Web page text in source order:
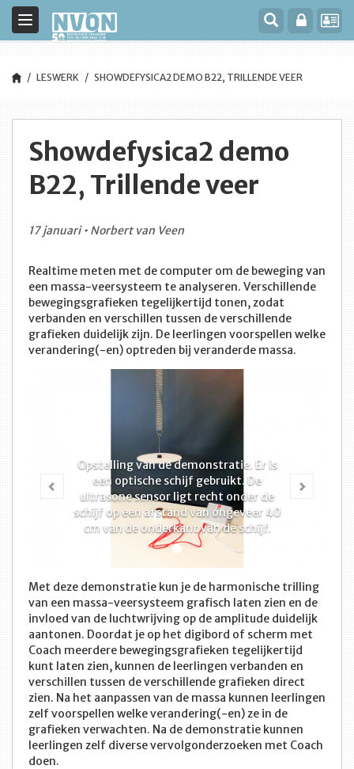
Toggle
navigation
LESWERK SHOWDEFYSICA2 DEMO B22, TRILLENDE VEER
Showdefysica2 demo
B22, Trillende veer
17 januari • Norbert van Veen
Realtime meten met de computer om de beweging van
een massa-veersysteem te analyseren. Verschillende
bewegingsgrafieken tegelijkertijd tonen, zodat
verbanden en verschillen tussen de verschillende
grafieken duidelijk zijn. De leerlingen voorspellen welke
verandering(-en) optreden bij veranderde massa.
Opstelling van de demonstratie. Er is
een optische schijf gebruikt. De
ultrasone sensor ligt recht onder de
schijf op een afstand van ongeveer 40
cm van de onderkant van de schijf.
Vorige
Met deze demonstratie kun je de harmonische trilling
van een massa-veersysteem grafisch laten zien en de
invloed van de luchtwrijving op de amplitude duidelijk
aantonen. Doordat je op het digibord of scherm met
Coach meerdere bewegingsgrafieken tegelijkertijd
kunt laten zien, kunnen de leerlingen verbanden en
verschillen tussen de verschillende grafieken direct
zien. Na het aanpassen van de massa kunnen leerlingen
zelf voorspellen welke verandering(-en) ze in de
grafieken verwachten. Na de demonstratie kunnen
leerlingen zelf diverse vervolgonderzoeken met Coach
doen.